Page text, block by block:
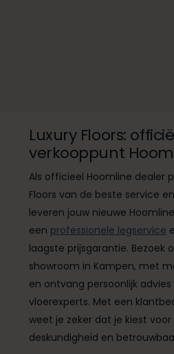
Luxury Floors:
verkooppunt
Als officieel Hoomline dealer
Floors van de beste service
leveren jouw nieuwe
een professionele legservice
laagste prijsgarantie. Bezoek
showroom in Kampen, met
en ontvang persoonlijk
vloerexperts. Met een
weet je zeker dat je kiest voor
deskundigheid en